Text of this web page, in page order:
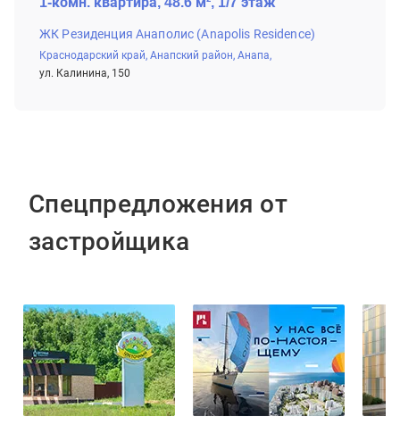
ЖК Резиденция Анаполис (Anapolis Residence)
Краснодарский край, Анапский район, Анапа,
ул. Калинина, 150
Спецпредложения от
застройщика